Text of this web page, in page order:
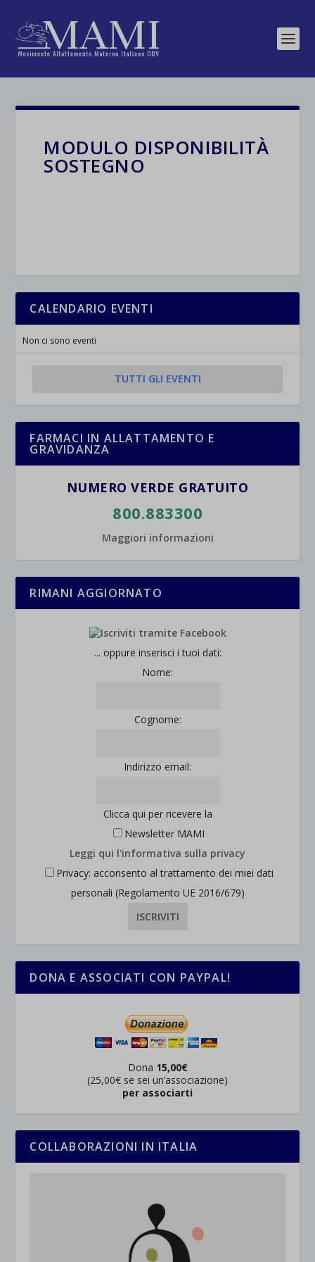
MODULO DISPONIBILITÀ
SOSTEGNO
CALENDARIO EVENTI
Non ci sono eventi
TUTTI GLI EVENTI
FARMACI IN ALLATTAMENTO E
GRAVIDANZA
NUMERO VERDE GRATUITO
800.883300
Maggiori informazioni
RIMANI AGGIORNATO
... oppure inserisci i tuoi dati:
Nome:
Cognome:
Indirizzo email:
Clicca qui per ricevere la
Newsletter MAMI
Leggi qui l'informativa sulla privacy
Privacy: acconsento al trattamento dei miei dati
personali (Regolamento UE 2016/679)
DONA E ASSOCIATI CON PAYPAL!
Dona 15,00€
(25,00€ se sei un’associazione)
per associarti
COLLABORAZIONI IN ITALIA